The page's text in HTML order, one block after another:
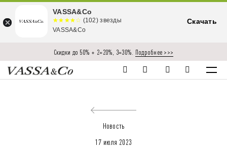
Скидки до 50% + 2=20%, 3=30%. Подробнее >>>
Новость
17 июля 2023
VASSA&Co
☆☆☆☆☆
★★★★
★
(102) звезды
VASSA&Co
Скачать